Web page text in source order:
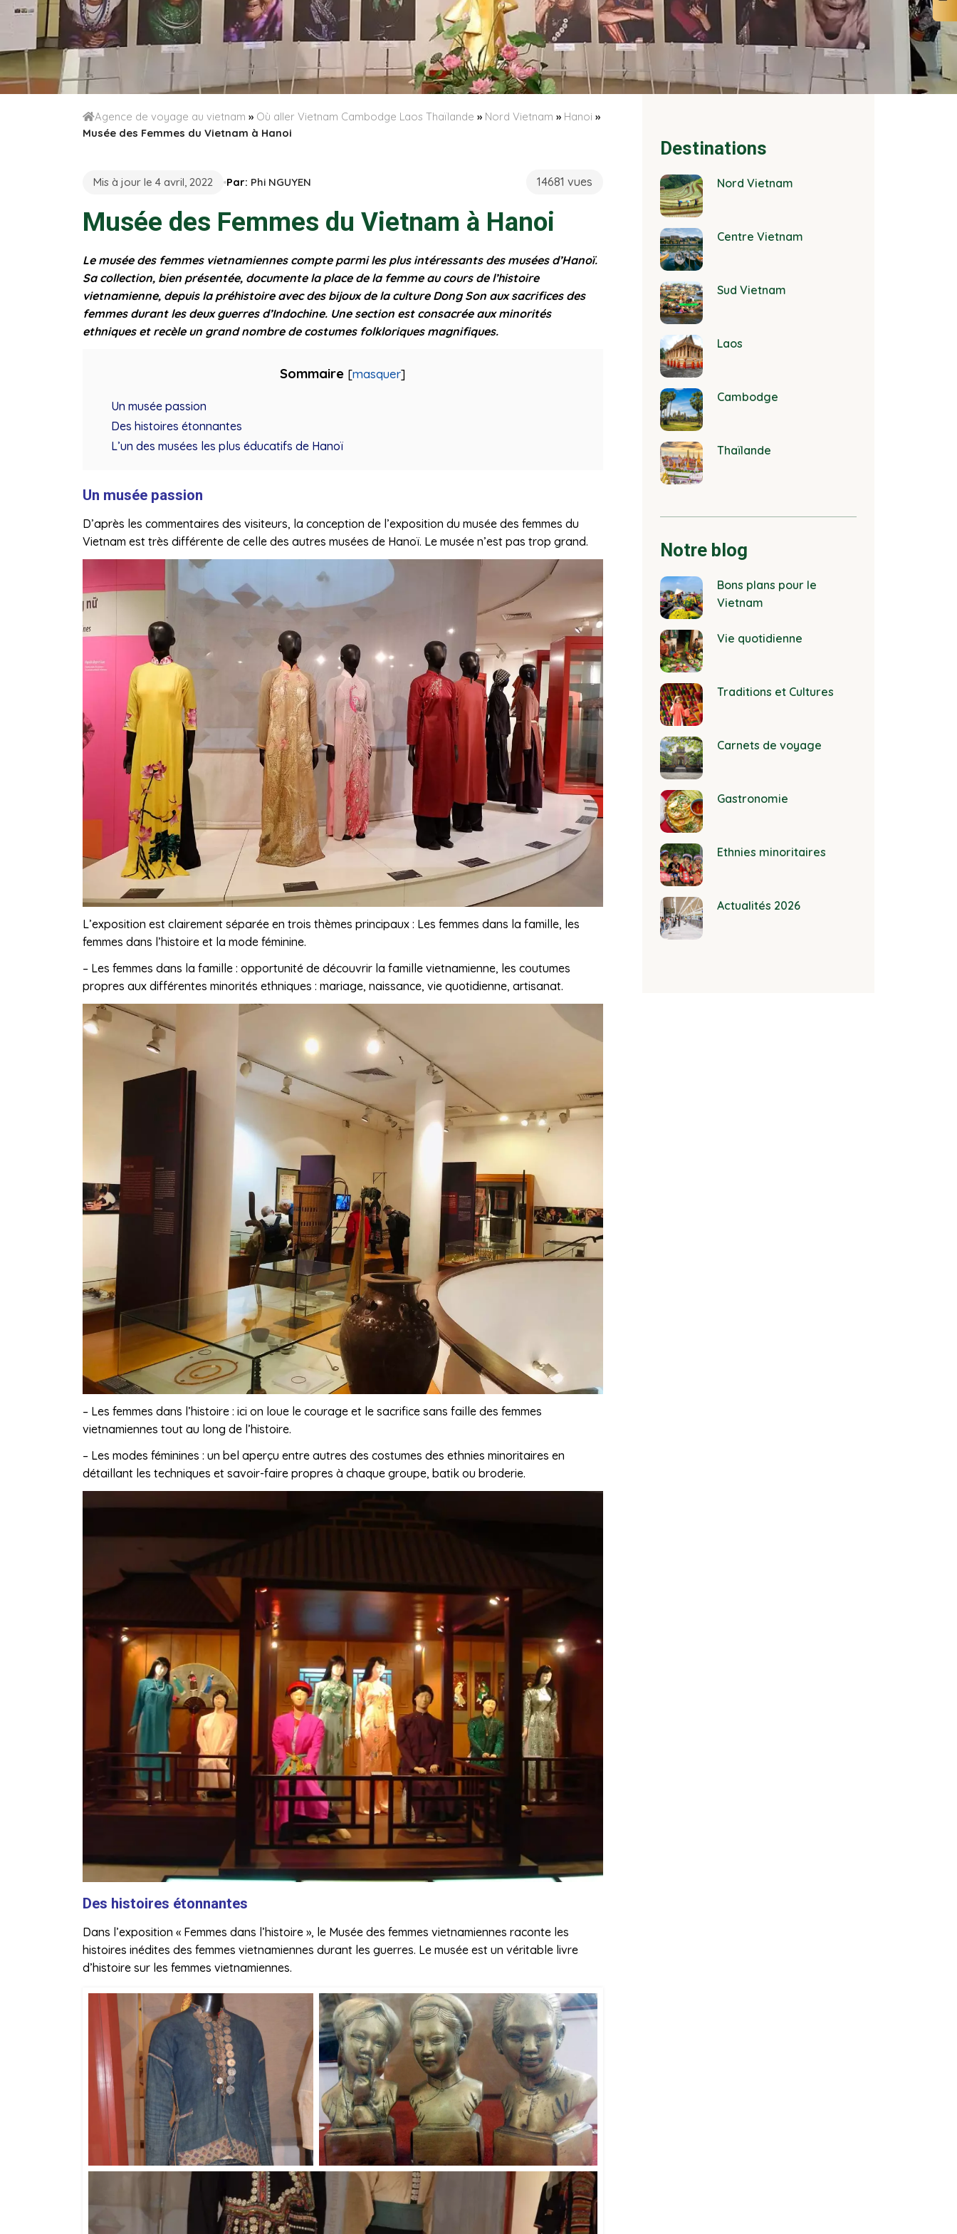
Agence de voyage au vietnam » Où aller Vietnam Cambodge Laos Thaïlande » Nord Vietnam » Hanoi »
Musée des Femmes du Vietnam à Hanoi
Mis à jour le 4 avril, 2022 Par: Phi NGUYEN 14681 vues
Musée des Femmes du Vietnam à Hanoi
Le musée des femmes vietnamiennes compte parmi les plus intéressants des musées d’Hanoï.
Sa collection, bien présentée, documente la place de la femme au cours de l’histoire
vietnamienne, depuis la préhistoire avec des bijoux de la culture Dong Son aux sacrifices des
femmes durant les deux guerres d’Indochine. Une section est consacrée aux minorités
ethniques et recèle un grand nombre de costumes folkloriques magnifiques.
Sommaire [masquer]
Un musée passion
Des histoires étonnantes
L’un des musées les plus éducatifs de Hanoï
Un musée passion
D’après les commentaires des visiteurs, la conception de l’exposition du musée des femmes du
Vietnam est très différente de celle des autres musées de Hanoï. Le musée n’est pas trop grand.
L’exposition est clairement séparée en trois thèmes principaux : Les femmes dans la famille, les
femmes dans l’histoire et la mode féminine.
– Les femmes dans la famille : opportunité de découvrir la famille vietnamienne, les coutumes
propres aux différentes minorités ethniques : mariage, naissance, vie quotidienne, artisanat.
– Les femmes dans l’histoire : ici on loue le courage et le sacrifice sans faille des femmes
vietnamiennes tout au long de l’histoire.
– Les modes féminines : un bel aperçu entre autres des costumes des ethnies minoritaires en
détaillant les techniques et savoir-faire propres à chaque groupe, batik ou broderie.
Des histoires étonnantes
Dans l’exposition « Femmes dans l’histoire », le Musée des femmes vietnamiennes raconte les
histoires inédites des femmes vietnamiennes durant les guerres. Le musée est un véritable livre
d’histoire sur les femmes vietnamiennes.
Destinations
Nord Vietnam
Centre Vietnam
Sud Vietnam
Laos
Cambodge
Thaïlande
Notre blog
Bons plans pour le
Vietnam
Vie quotidienne
Traditions et Cultures
Carnets de voyage
Gastronomie
Ethnies minoritaires
Actualités 2026